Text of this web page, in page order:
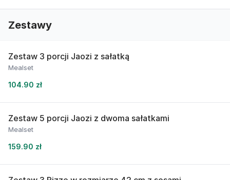
Zestawy
Zestaw 3 porcji Jaozi z sałatką
Mealset
104.90 zł
Zestaw 5 porcji Jaozi z dwoma sałatkami
Mealset
159.90 zł